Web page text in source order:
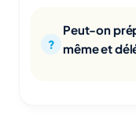
Peut-on
même et